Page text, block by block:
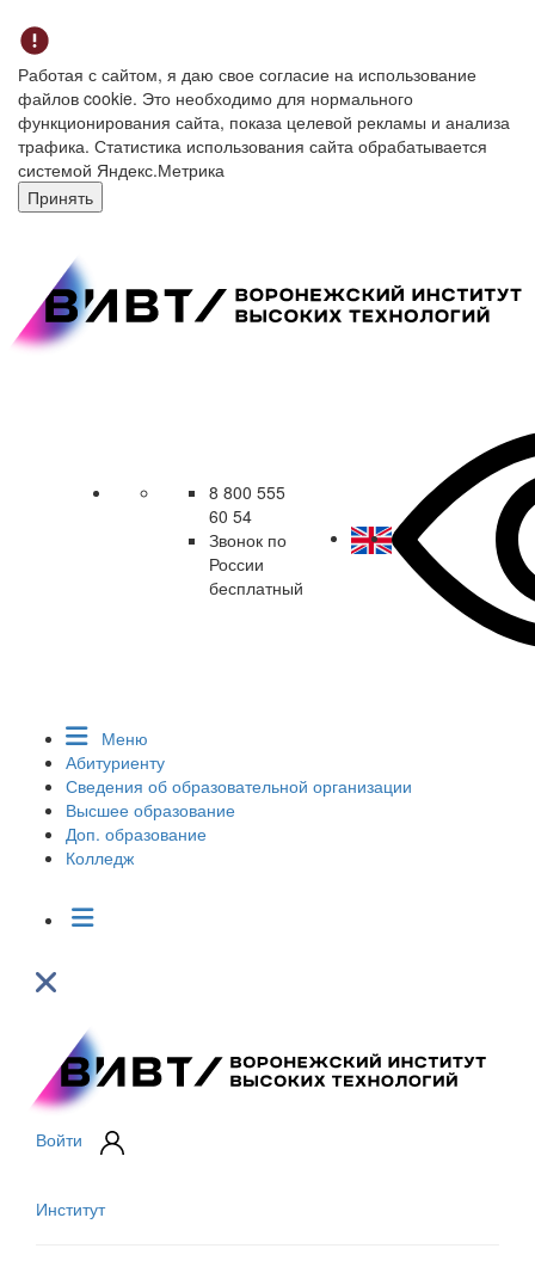
Работая с сайтом, я даю свое согласие на использование
файлов cookie. Это необходимо для нормального
функционирования сайта, показа целевой рекламы и анализа
трафика. Статистика использования сайта обрабатывается
системой Яндекс.Метрика
Принять
8 800 555
60 54
Звонок по
России
бесплатный
Меню
Абитуриенту
Сведения об образовательной организации
Высшее образование
Доп. образование
Колледж
Войти
Институт